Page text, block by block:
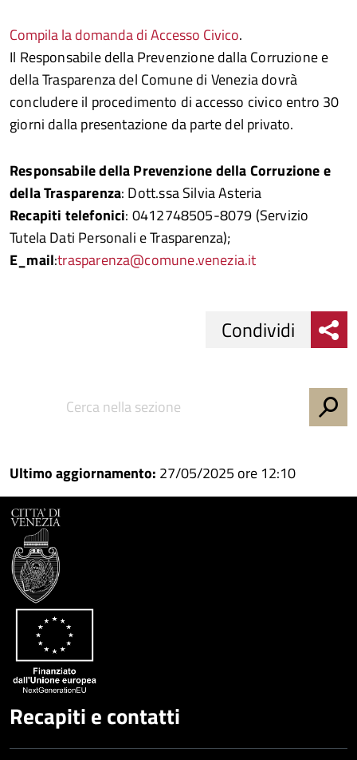
Compila la domanda di Accesso Civico.
Il Responsabile della Prevenzione dalla Corruzione e
della Trasparenza del Comune di Venezia dovrà
concludere il procedimento di accesso civico entro 30
giorni dalla presentazione da parte del privato.
Responsabile della Prevenzione della Corruzione e
della Trasparenza: Dott.ssa Silvia Asteria
Recapiti telefonici: 0412748505-8079 (Servizio
Tutela Dati Personali e Trasparenza);
E_mail:trasparenza@comune.venezia.it
Condividi
Twitter
su
Condividi
Condividi
Ultimo aggiornamento: 27/05/2025 ore 12:10
Recapiti e contatti